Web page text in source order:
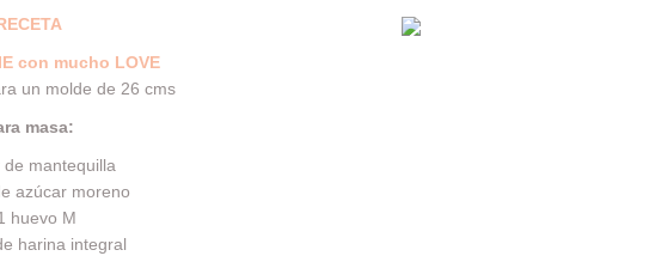
con mucho LOVE
un molde de 26 cms
masa:
de mantequilla
azúcar moreno
huevo M
harina integral